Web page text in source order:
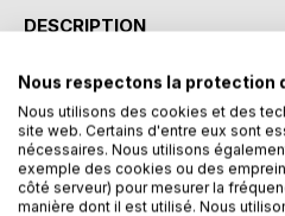
DESCRIPTION
La boue, le froid et les crottins
papa trentenaire et citadin
les aléas de la vie le mènent
fille prend des cours de poney.
Dans cette enclave d'air pur
Nous respectons la protection
Nous utilisons des cookies et des
site web. Certains d'entre eux sont
nécessaires. Nous utilisons
exemple des cookies ou des
côté serveur) pour mesurer la
manière dont il est utilisé. Nous